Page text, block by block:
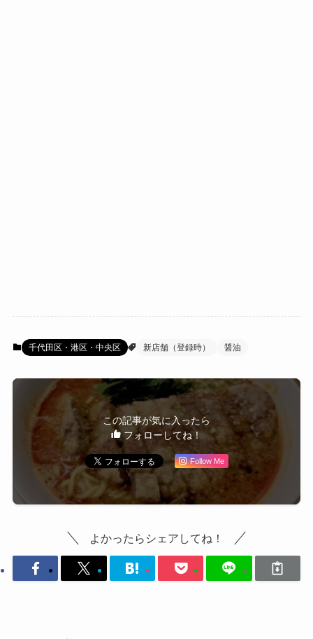
千代田区・港区・中央区 新店舗（登録時） 醤油
この記事が気に入ったら
フォローしてね！
Follow Me
よかったらシェアしてね！